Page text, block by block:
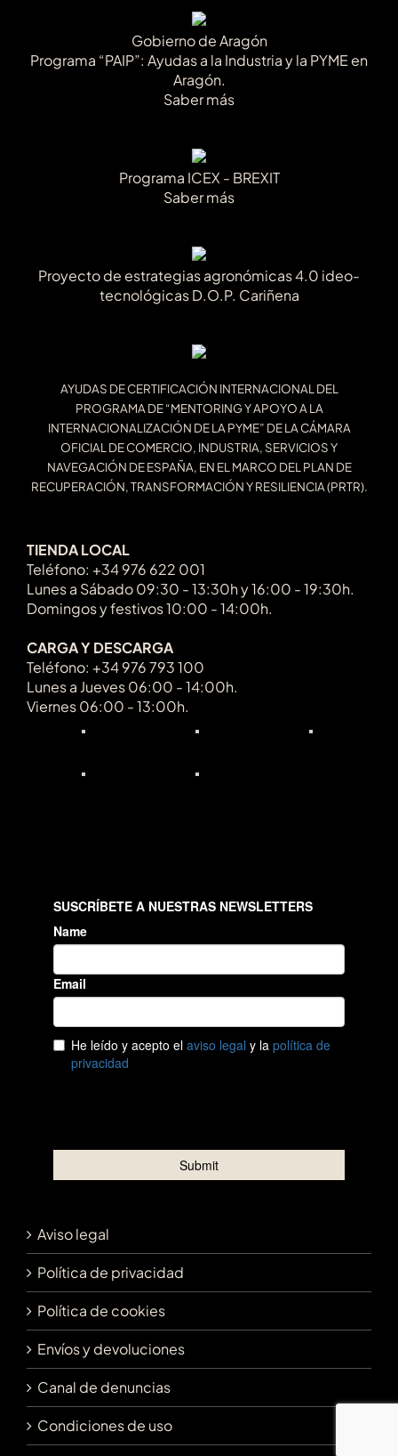
Gobierno de Aragón
Programa “PAIP”: Ayudas a la Industria y la PYME en
Aragón.
Saber más
Programa ICEX - BREXIT
Saber más
Proyecto de estrategias agronómicas 4.0 ideo-
tecnológicas D.O.P. Cariñena
AYUDAS DE CERTIFICACIÓN INTERNACIONAL DEL
PROGRAMA DE “MENTORING Y APOYO A LA
INTERNACIONALIZACIÓN DE LA PYME” DE LA CÁMARA
OFICIAL DE COMERCIO, INDUSTRIA, SERVICIOS Y
NAVEGACIÓN DE ESPAÑA, EN EL MARCO DEL PLAN DE
RECUPERACIÓN, TRANSFORMACIÓN Y RESILIENCIA (PRTR).
TIENDA LOCAL
Teléfono: +34 976 622 001
Lunes a Sábado 09:30 - 13:30h y 16:00 - 19:30h.
Domingos y festivos 10:00 - 14:00h.
CARGA Y DESCARGA
Teléfono: +34 976 793 100
Lunes a Jueves 06:00 - 14:00h.
Viernes 06:00 - 13:00h.
Aviso legal
Política de privacidad
Política de cookies
Envíos y devoluciones
Canal de denuncias
Condiciones de uso